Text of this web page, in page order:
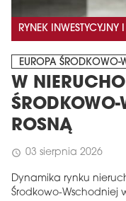
RYNEK INWESTYCYJNY
EUROPA ŚRODKOWO-
W
ŚRODKOWO-
ROSNĄ
schedule 03 sierpnia 2026
Dynamika rynku
Środkowo-Wschodniej